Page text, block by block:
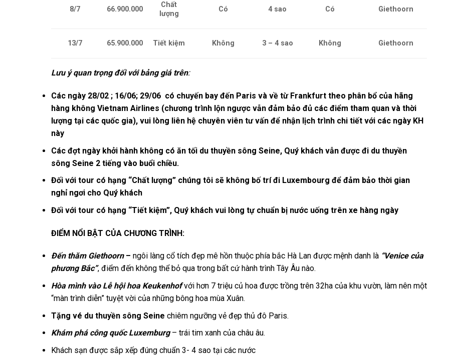
8/7 66.900.000
Chất
lượng
Có 4 sao Có Giethoorn
13/7 65.900.000 Tiết kiệm Không 3 – 4 sao Không Giethoorn
Lưu ý quan trọng đối với bảng giá trên:
Các ngày 28/02 ; 16/06; 29/06 có chuyến bay đến Paris và về từ Frankfurt theo phân bổ của hãng
hàng không Vietnam Airlines (chương trình lộn ngược vẫn đảm bảo đủ các điểm tham quan và thời
lượng tại các quốc gia), vui lòng liên hệ chuyên viên tư vấn để nhận lịch trình chi tiết với các ngày KH
này
Các đợt ngày khởi hành không có ăn tối du thuyền sông Seine, Quý khách vẫn được đi du thuyền
sông Seine 2 tiếng vào buổi chiều.
Đối với tour có hạng “Chất lượng” chúng tôi sẽ không bố trí đi Luxembourg để đảm bảo thời gian
nghỉ ngơi cho Quý khách
Đối với tour có hạng “Tiết kiệm”, Quý khách vui lòng tự chuẩn bị nước uống trên xe hàng ngày
ĐIỂM NỔI BẬT CỦA CHƯƠNG TRÌNH:
Đến thăm Giethoorn – ngôi làng cổ tích đẹp mê hồn thuộc phía bắc Hà Lan được mệnh danh là “Venice của
phương Bắc”, điểm đến không thể bỏ qua trong bất cứ hành trình Tây Âu nào.
Hòa mình vào Lễ hội hoa Keukenhofvới hơn 7 triệu củ hoa được trồng trên 32ha của khu vườn, làm nên một
“màn trình diễn” tuyệt vời của những bông hoa mùa Xuân.
Tặng vé du thuyền sông Seine chiêm ngưỡng vẻ đẹp thủ đô Paris.
Khám phá công quốc Luxemburg – trái tim xanh của châu âu.
Khách sạn được sắp xếp đúng chuẩn 3- 4 sao tại các nước